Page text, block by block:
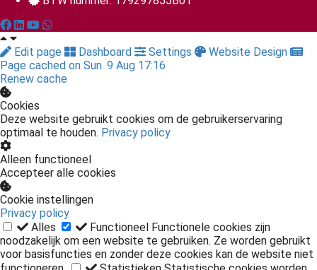
Edit page Dashboard Settings
Website Design
Page cached on Sun. 9 Aug 17:16
Renew cache
Cookies
Deze website gebruikt cookies om de gebruikerservaring
optimaal te houden. Privacy policy
Alleen functioneel
Accepteer alle cookies
Cookie instellingen
Privacy policy
Alles
Functioneel Functionele cookies zijn
noodzakelijk om een website te gebruiken. Ze worden gebruikt
voor basisfuncties en zonder deze cookies kan de website niet